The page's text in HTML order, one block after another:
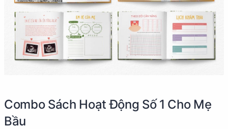
Combo Sách Hoạt Động Số 1 Cho Mẹ
Bầu